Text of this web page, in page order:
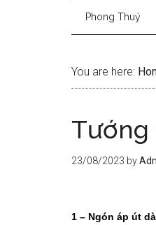
Phong Thuỷ
You are here:
Tướng
23/08/2023 by
1 – Ngón áp út